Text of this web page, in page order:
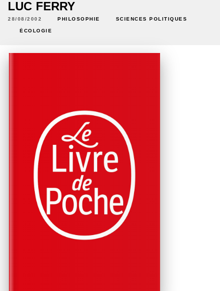
LUC FERRY
28/08/2002 PHILOSOPHIE SCIENCES POLITIQUES
ÉCOLOGIE